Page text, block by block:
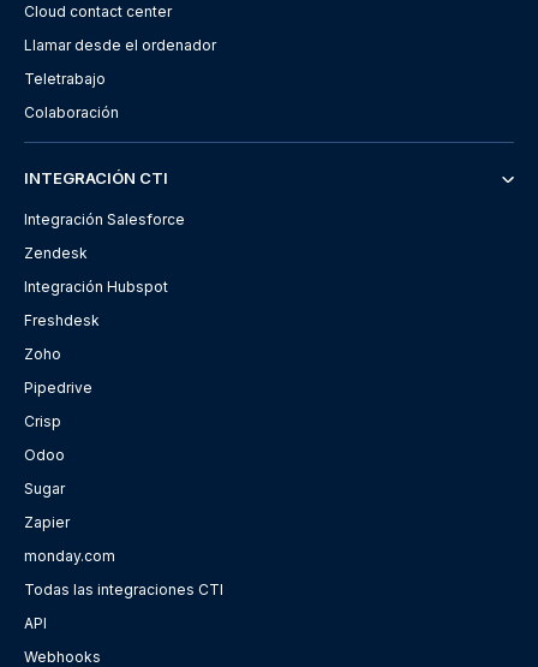
Cloud contact center
Llamar desde el ordenador
Teletrabajo
Colaboración
INTEGRACIÓN CTI
Integración Salesforce
Zendesk
Integración Hubspot
Freshdesk
Zoho
Pipedrive
Crisp
Odoo
Sugar
Zapier
monday.com
Todas las integraciones CTI
API
Webhooks